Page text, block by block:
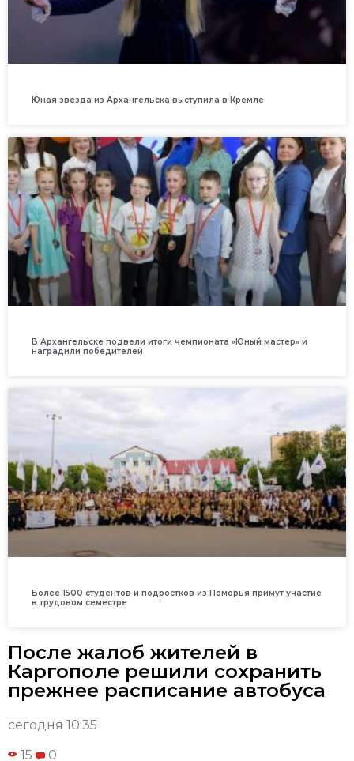
Юная звезда из Архангельска выступила в Кремле
В Архангельске подвели итоги чемпионата «Юный мастер» и
наградили победителей
Более 1500 студентов и подростков из Поморья примут участие
в трудовом семестре
После жалоб жителей в
Каргополе решили сохранить
прежнее расписание автобуса
сегодня 10:35
15 0